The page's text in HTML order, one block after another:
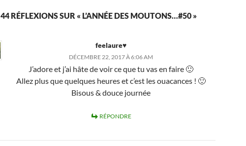
44 RÉFLEXIONS SUR « L’ANNÉE DES MOUTONS…#50 »
feelaure♥
DÉCEMBRE 22, 2017 À 6:06 AM
J’adore et j’ai hâte de voir ce que tu vas en faire 🙂
Allez plus que quelques heures et c’est les ouacances ! 🙂
Bisous & douce journée
RÉPONDRE